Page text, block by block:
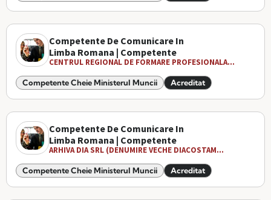
Competente De Comunicare In
Limba Romana | Competente
CENTRUL REGIONAL DE FORMARE PROFESIONALA...
Competente Cheie Ministerul Muncii Acreditat
Competente De Comunicare In
Limba Romana | Competente
ARHIVA DIA SRL (DENUMIRE VECHE DIACOSTAM...
Competente Cheie Ministerul Muncii Acreditat